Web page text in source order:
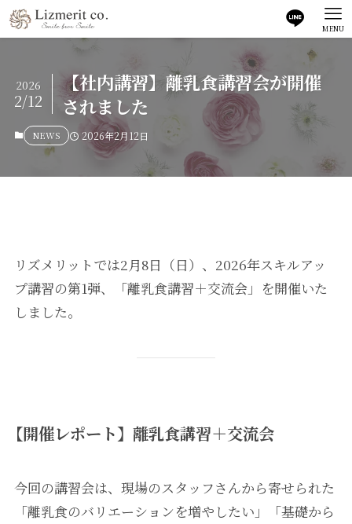
MENU
【社内講習】離乳食講習会が開催
されました
2026
2/12
NEWS 2026年2月12日
リズメリットでは2月8日（日）、2026年スキルアッ
プ講習の第1弾、「離乳食講習＋交流会」を開催いた
しました。
【開催レポート】離乳食講習＋交流会
今回の講習会は、現場のスタッフさんから寄せられた
「離乳食のバリエーションを増やしたい」「基礎から